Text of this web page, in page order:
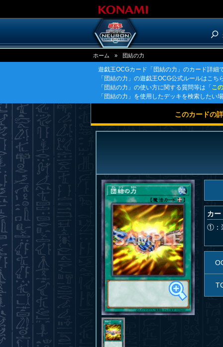
ホーム » 団結の力
遊戯王OCGカード「団結の力」のカード詳細
「団結の力」の遊戯王OCG公式ルールはこ
「団結の力」の使い方に関する質問等は「 こ
「団結の力」を使用したデッキを検索したい
このカードの
カー
①：